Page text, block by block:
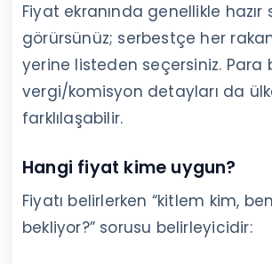
Fiyat ekranında genellikle hazır
görürsünüz; serbestçe her
yerine listeden seçersiniz. Para
vergi/komisyon detayları da
farklılaşabilir.
Hangi fiyat kime uygun?
Fiyatı belirlerken “kitlem kim,
bekliyor?” sorusu belirleyicidir: